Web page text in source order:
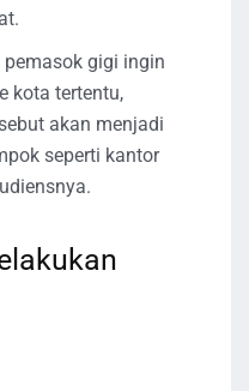
gigi ingin
kota tertentu,
akan menjadi
seperti kantor